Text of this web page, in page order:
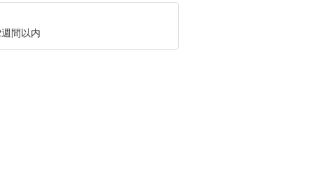
間以内